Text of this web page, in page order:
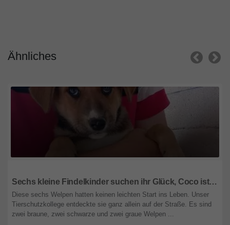
Ähnliches
Sechs kleine Findelkinder suchen ihr Glück, Coco ist eine davon
Diese sechs Welpen hatten keinen leichten Start ins Leben. Unser
Tierschutzkollege entdeckte sie ganz allein auf der Straße. Es sind
zwei braune, zwei schwarze und zwei graue Welpen ...